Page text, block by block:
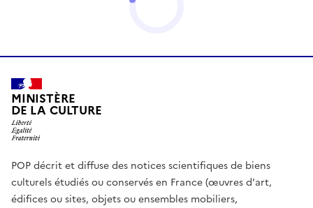
MINISTÈRE
DE LA CULTURE
POP décrit et diffuse des notices scientifiques de biens
culturels étudiés ou conservés en France (œuvres d'art,
édifices ou sites, objets ou ensembles mobiliers,